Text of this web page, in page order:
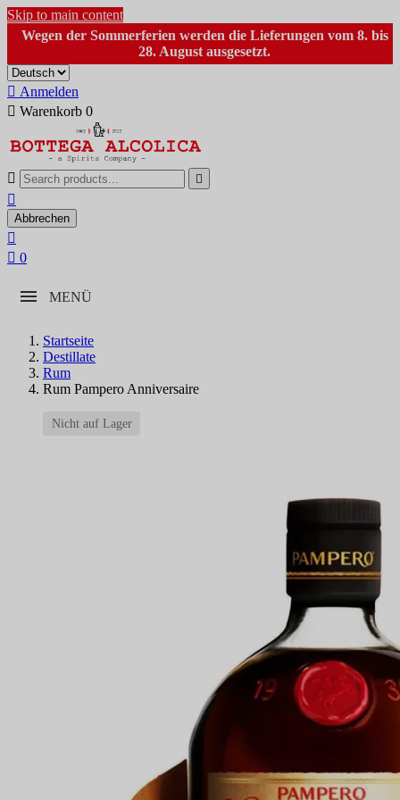
Skip to main content
Wegen der Sommerferien werden die Lieferungen vom 8. bis
28. August ausgesetzt.
 Anmelden
 Warenkorb 0
 

Abbrechen

 0
MENÜ
Startseite
Destillate
Rum
Rum Pampero Anniversaire
Nicht auf Lager